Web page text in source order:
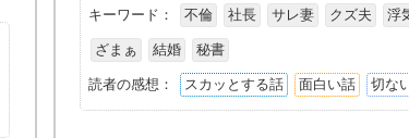
キーワード： 不倫 社長 サレ妻 クズ夫 浮
ざまぁ 結婚 秘書
読者の感想： スカッとする話 面白い話 切な